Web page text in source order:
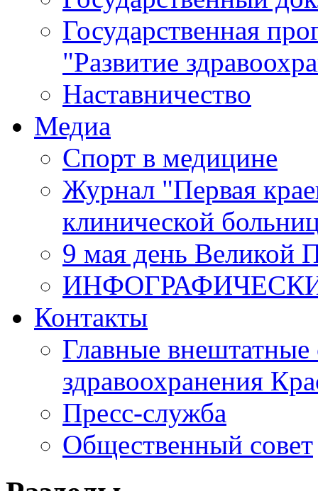
Государственная
"Развитие
Наставничество
Медиа
Спорт в медицине
Журнал "Первая
клинической
9 мая день Великой
Контакты
Главные внештатные
здравоохранения
Пресс-служба
Общественный совет